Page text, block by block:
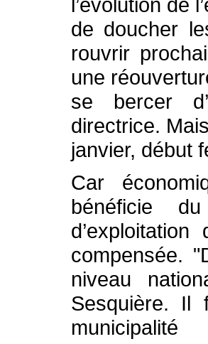
de doucher
rouvrir
une
se bercer
directrice.
janvier, début
Car
bénéficie
compensée.
niveau
Sesquière. Il